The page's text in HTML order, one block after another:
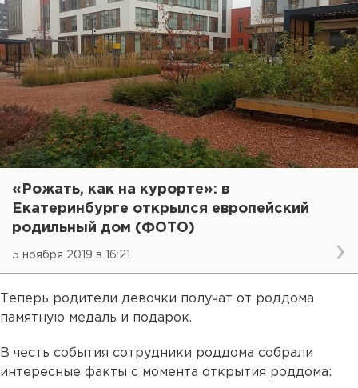
«Рожать, как на курорте»: в
Екатеринбурге открылся европейский
родильный дом (ФОТО)
5 ноября 2019 в 16:21
Теперь родители девочки получат от роддома
памятную медаль и подарок.
В честь события сотрудники роддома собрали
интересные факты с момента открытия роддома: